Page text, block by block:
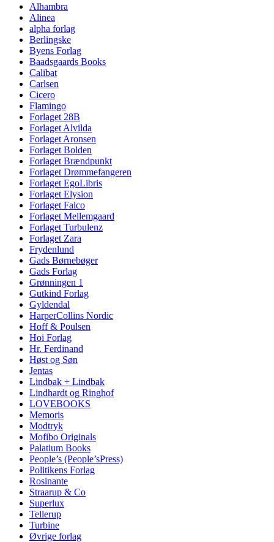
Alhambra
Alinea
alpha forlag
Berlingske
Byens Forlag
Baadsgaards Books
Calibat
Carlsen
Cicero
Flamingo
Forlaget 28B
Forlaget Alvilda
Forlaget Aronsen
Forlaget Bolden
Forlaget Brændpunkt
Forlaget Drømmefangeren
Forlaget EgoLibris
Forlaget Elysion
Forlaget Falco
Forlaget Mellemgaard
Forlaget Turbulenz
Forlaget Zara
Frydenlund
Gads Børnebøger
Gads Forlag
Grønningen 1
Gutkind Forlag
Gyldendal
HarperCollins Nordic
Hoff & Poulsen
Hoi Forlag
Hr. Ferdinand
Høst og Søn
Jentas
Lindbak + Lindbak
Lindhardt og Ringhof
LOVEBOOKS
Memoris
Modtryk
Mofibo Originals
Palatium Books
People’s (People’sPress)
Politikens Forlag
Rosinante
Straarup & Co
Superlux
Tellerup
Turbine
Øvrige forlag